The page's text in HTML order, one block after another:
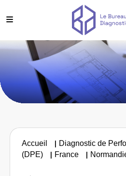
Accueil | Diagnostic de
(DPE)
| France |